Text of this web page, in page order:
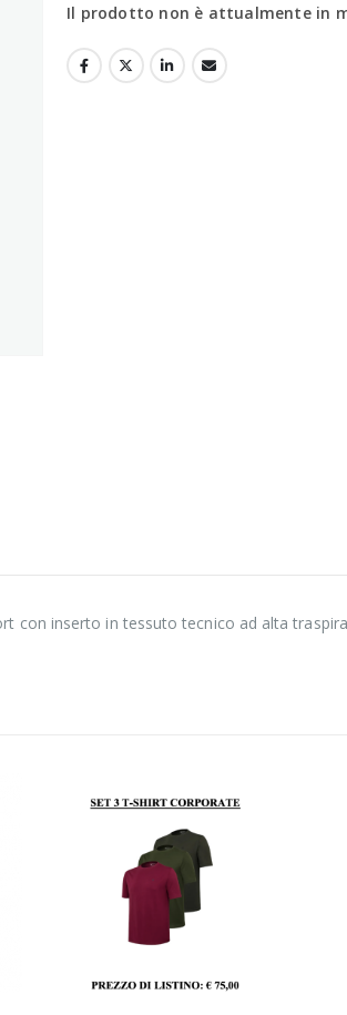
Il prodotto non è attualmente in
con inserto in tessuto tecnico ad alta